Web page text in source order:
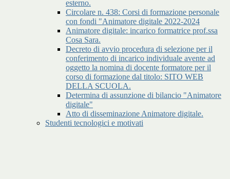
esterno.
Circolare n. 438: Corsi di formazione personale
con fondi "Animatore digitale 2022-2024
Animatore digitale: incarico formatrice prof.ssa
Cosa Sara.
Decreto di avvio procedura di selezione per il
conferimento di incarico individuale avente ad
oggetto la nomina di docente formatore per il
corso di formazione dal titolo: SITO WEB
DELLA SCUOLA.
Determina di assunzione di bilancio "Animatore
digitale"
Atto di disseminazione Animatore digitale.
Studenti tecnologici e motivati